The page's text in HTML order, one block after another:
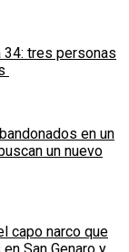
34: tres personas
en un
un nuevo
capo narco que